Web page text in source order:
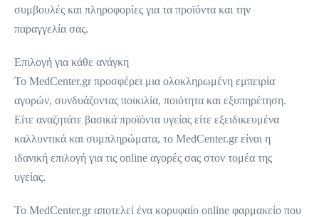
συμβουλές και πληροφορίες για τα προϊόντα και την
παραγγελία σας.
Επιλογή για κάθε ανάγκη
Το MedCenter.gr προσφέρει μια ολοκληρωμένη εμπειρία
αγορών, συνδυάζοντας ποικιλία, ποιότητα και εξυπηρέτηση.
Είτε αναζητάτε βασικά προϊόντα υγείας είτε εξειδικευμένα
καλλυντικά και συμπληρώματα, το MedCenter.gr είναι η
ιδανική επιλογή για τις online αγορές σας στον τομέα της
υγείας.
Το MedCenter.gr αποτελεί ένα κορυφαίο online φαρμακείο που